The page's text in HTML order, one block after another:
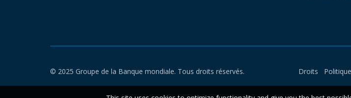
© 2025 Groupe de la Banque mondiale. Tous droits réservés. Droits